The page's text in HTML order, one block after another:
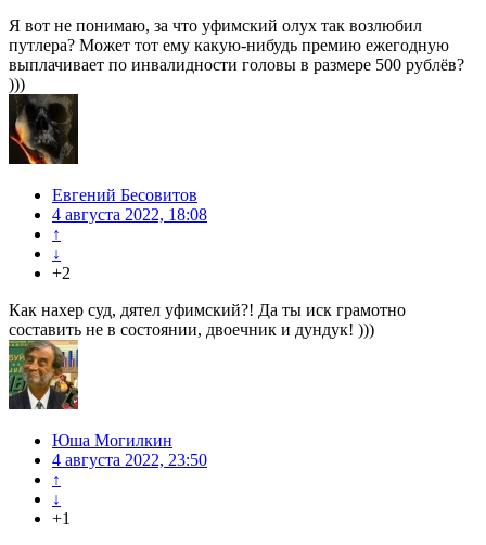
Я вот не понимаю, за что уфимский олух так возлюбил
путлера? Может тот ему какую-нибудь премию ежегодную
выплачивает по инвалидности головы в размере 500 рублёв?
)))
Евгений Бесовитов
4 августа 2022, 18:08
↑
↓
+2
Как нахер суд, дятел уфимский?! Да ты иск грамотно
составить не в состоянии, двоечник и дундук! )))
Юша Могилкин
4 августа 2022, 23:50
↑
↓
+1